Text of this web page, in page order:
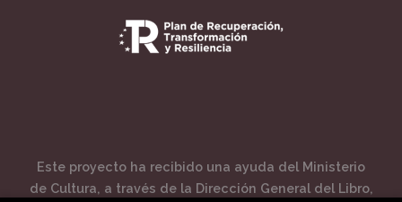
Este proyecto ha recibido una ayuda del Ministerio
de Cultura, a través de la Dirección General del Libro,